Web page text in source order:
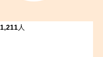
1,211人